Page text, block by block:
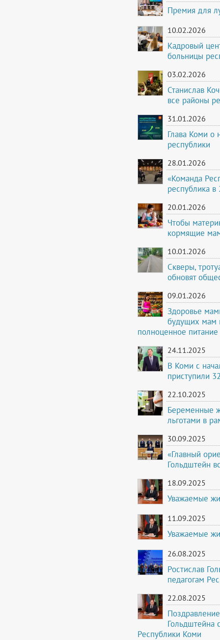
Премия для
10.02.2026
Кадровый
больницы
03.02.2026
Станислав
все районы
31.01.2026
Глава Коми о
республики
28.01.2026
«Команда
республика в
20.01.2026
Чтобы
кормящие
10.01.2026
Скверы,
обновят
09.01.2026
Здоровье
будущих мам
полноценное питание
24.11.2025
В Коми с
приступили
22.10.2025
Беременные
льготами в
30.09.2025
«Главный
Гольдштейн
18.09.2025
Уважаемые
11.09.2025
Уважаемые
26.08.2025
Ростислав
педагогам
22.08.2025
Гольдштейна
Республики Коми